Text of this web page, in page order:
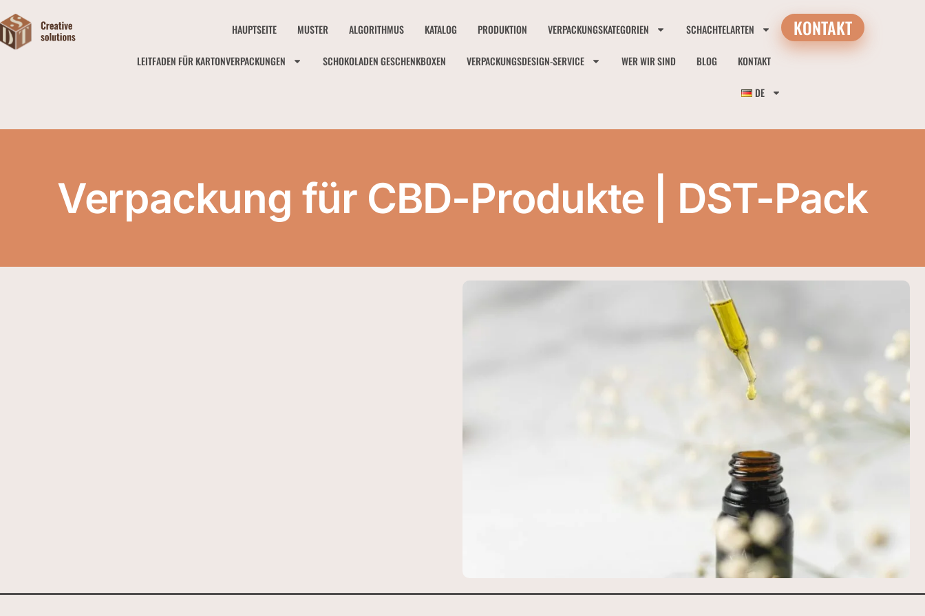
HAUPTSEITE MUSTER ALGORITHMUS KATALOG PRODUKTION VERPACKUNGSKATEGORIEN SCHACHTELARTEN
LEITFADEN FÜR KARTONVERPACKUNGEN SCHOKOLADEN GESCHENKBOXEN VERPACKUNGSDESIGN-SERVICE WER WIR SIND BLOG KONTAKT
DE
KONTAKT
Verpackung für CBD-Produkte | DST-Pack